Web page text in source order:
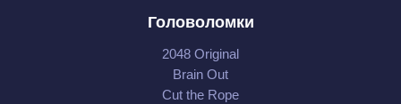
Головоломки
2048 Original
Brain Out
Cut the Rope